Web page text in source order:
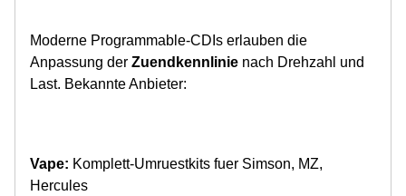
Moderne Programmable-CDIs erlauben die
Anpassung der Zuendkennlinie nach Drehzahl und
Last. Bekannte Anbieter:
Vape: Komplett-Umruestkits fuer Simson, MZ,
Hercules